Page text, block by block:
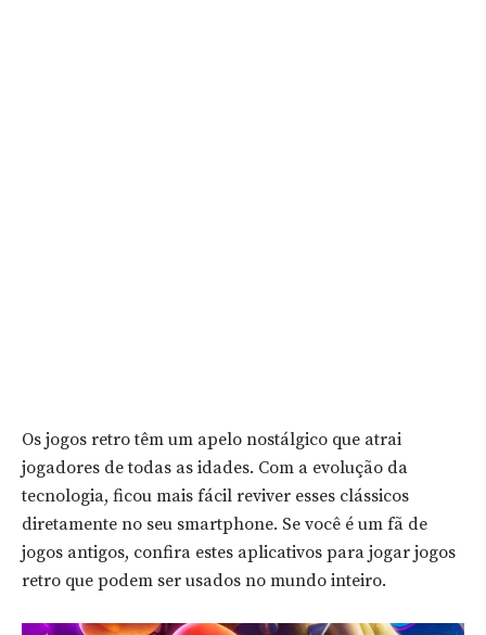
Os jogos retro têm um apelo nostálgico que atrai
jogadores de todas as idades. Com a evolução da
tecnologia, ficou mais fácil reviver esses clássicos
diretamente no seu smartphone. Se você é um fã de
jogos antigos, confira estes aplicativos para jogar jogos
retro que podem ser usados no mundo inteiro.